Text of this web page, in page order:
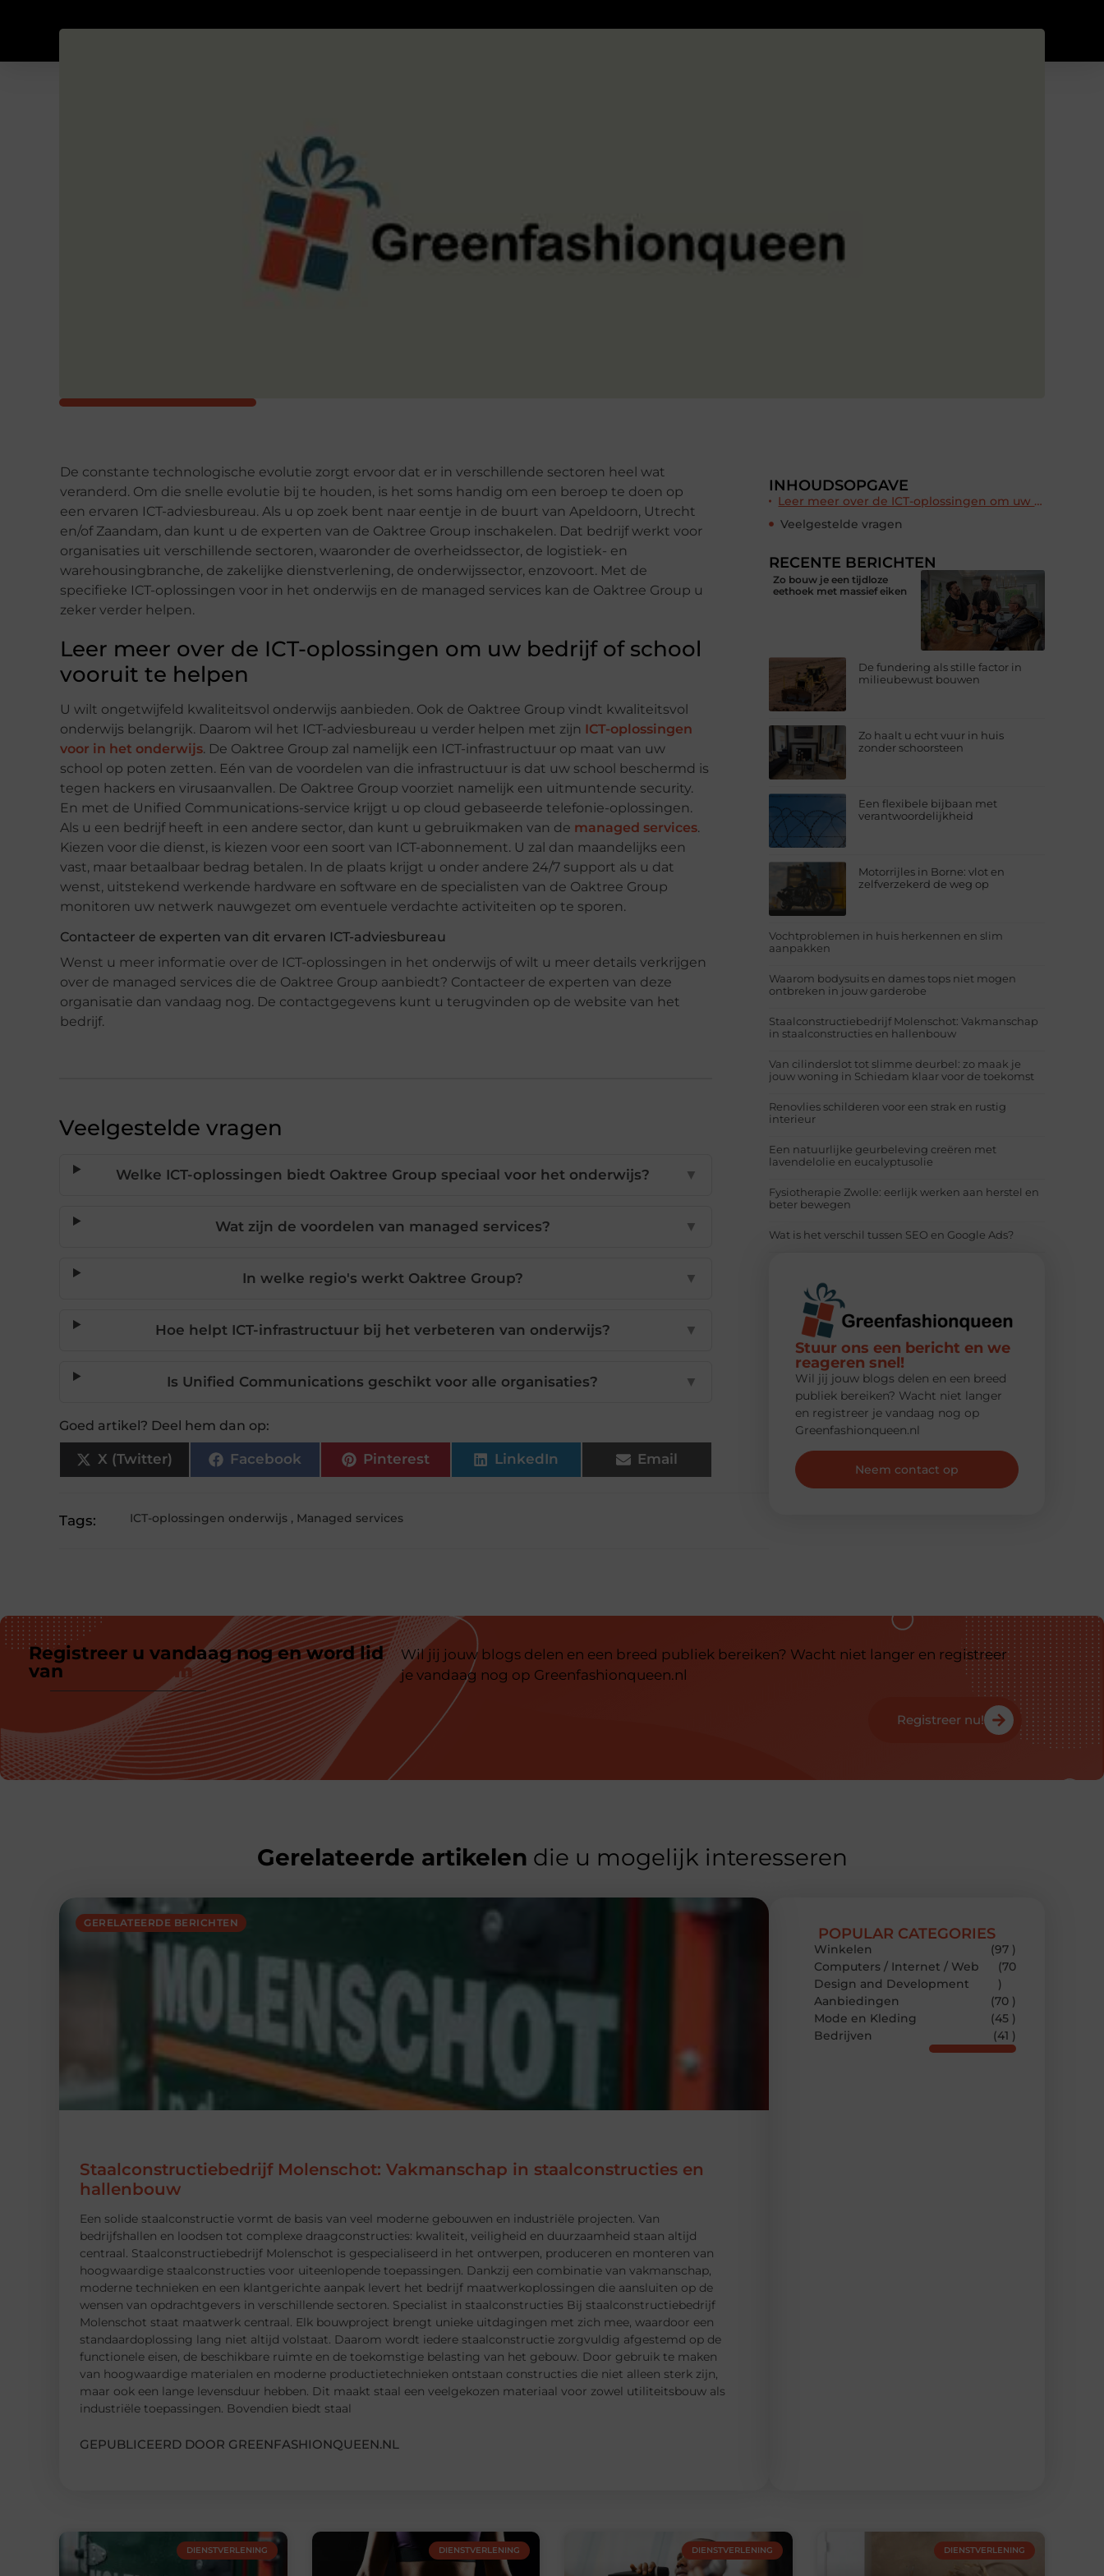
De constante technologische evolutie zorgt ervoor dat er in verschillende sectoren heel wat
veranderd. Om die snelle evolutie bij te houden, is het soms handig om een beroep te doen op
een ervaren ICT-adviesbureau. Als u op zoek bent naar eentje in de buurt van Apeldoorn, Utrecht
en/of Zaandam, dan kunt u de experten van de Oaktree Group inschakelen. Dat bedrijf werkt voor
organisaties uit verschillende sectoren, waaronder de overheidssector, de logistiek- en
warehousingbranche, de zakelijke dienstverlening, de onderwijssector, enzovoort. Met de
specifieke ICT-oplossingen voor in het onderwijs en de managed services kan de Oaktree Group u
zeker verder helpen.
Leer meer over de ICT-oplossingen om uw bedrijf of school
vooruit te helpen
U wilt ongetwijfeld kwaliteitsvol onderwijs aanbieden. Ook de Oaktree Group vindt kwaliteitsvol
onderwijs belangrijk. Daarom wil het ICT-adviesbureau u verder helpen met zijn ICT-oplossingen
voor in het onderwijs. De Oaktree Group zal namelijk een ICT-infrastructuur op maat van uw
school op poten zetten. Eén van de voordelen van die infrastructuur is dat uw school beschermd is
tegen hackers en virusaanvallen. De Oaktree Group voorziet namelijk een uitmuntende security.
En met de Unified Communications-service krijgt u op cloud gebaseerde telefonie-oplossingen.
Als u een bedrijf heeft in een andere sector, dan kunt u gebruikmaken van de managed services.
Kiezen voor die dienst, is kiezen voor een soort van ICT-abonnement. U zal dan maandelijks een
vast, maar betaalbaar bedrag betalen. In de plaats krijgt u onder andere 24/7 support als u dat
wenst, uitstekend werkende hardware en software en de specialisten van de Oaktree Group
monitoren uw netwerk nauwgezet om eventuele verdachte activiteiten op te sporen.
Contacteer de experten van dit ervaren ICT-adviesbureau
Wenst u meer informatie over de ICT-oplossingen in het onderwijs of wilt u meer details verkrijgen
over de managed services die de Oaktree Group aanbiedt? Contacteer de experten van deze
organisatie dan vandaag nog. De contactgegevens kunt u terugvinden op de website van het
bedrijf.
Veelgestelde vragen
Welke ICT-oplossingen biedt Oaktree Group speciaal voor het onderwijs? ▼
Wat zijn de voordelen van managed services? ▼
In welke regio's werkt Oaktree Group? ▼
Hoe helpt ICT-infrastructuur bij het verbeteren van onderwijs? ▼
Is Unified Communications geschikt voor alle organisaties? ▼
Goed artikel? Deel hem dan op:
X (Twitter) Facebook Pinterest LinkedIn Email
Tags: ICT-oplossingen onderwijs , Managed services
INHOUDSOPGAVE
Leer meer over de ICT-oplossingen om uw bedrijf of school vooruit te helpen
Veelgestelde vragen
RECENTE BERICHTEN
Zo bouw je een tijdloze
eethoek met massief eiken
De fundering als stille factor in
milieubewust bouwen
Zo haalt u echt vuur in huis
zonder schoorsteen
Een flexibele bijbaan met
verantwoordelijkheid
Motorrijles in Borne: vlot en
zelfverzekerd de weg op
Vochtproblemen in huis herkennen en slim
aanpakken
Waarom bodysuits en dames tops niet mogen
ontbreken in jouw garderobe
Staalconstructiebedrijf Molenschot: Vakmanschap
in staalconstructies en hallenbouw
Van cilinderslot tot slimme deurbel: zo maak je
jouw woning in Schiedam klaar voor de toekomst
Renovlies schilderen voor een strak en rustig
interieur
Een natuurlijke geurbeleving creëren met
lavendelolie en eucalyptusolie
Fysiotherapie Zwolle: eerlijk werken aan herstel en
beter bewegen
Wat is het verschil tussen SEO en Google Ads?
Stuur ons een bericht en we
reageren snel!
Wil jij jouw blogs delen en een breed
publiek bereiken? Wacht niet langer
en registreer je vandaag nog op
Greenfashionqueen.nl
Neem contact op
Registreer u vandaag nog en word lid
van
ons platform
Wil jij jouw blogs delen en een breed publiek bereiken? Wacht niet langer en registreer
je vandaag nog op Greenfashionqueen.nl
Registreer nu!
Gerelateerde artikelen die u mogelijk interesseren
GERELATEERDE BERICHTEN
Staalconstructiebedrijf Molenschot: Vakmanschap in staalconstructies en
hallenbouw
Een solide staalconstructie vormt de basis van veel moderne gebouwen en industriële projecten. Van
bedrijfshallen en loodsen tot complexe draagconstructies: kwaliteit, veiligheid en duurzaamheid staan altijd
centraal. Staalconstructiebedrijf Molenschot is gespecialiseerd in het ontwerpen, produceren en monteren van
hoogwaardige staalconstructies voor uiteenlopende toepassingen. Dankzij een combinatie van vakmanschap,
moderne technieken en een klantgerichte aanpak levert het bedrijf maatwerkoplossingen die aansluiten op de
wensen van opdrachtgevers in verschillende sectoren. Specialist in staalconstructies Bij staalconstructiebedrijf
Molenschot staat maatwerk centraal. Elk bouwproject brengt unieke uitdagingen met zich mee, waardoor een
standaardoplossing lang niet altijd volstaat. Daarom wordt iedere staalconstructie zorgvuldig afgestemd op de
functionele eisen, de beschikbare ruimte en de toekomstige belasting van het gebouw. Door gebruik te maken
van hoogwaardige materialen en moderne productietechnieken ontstaan constructies die niet alleen sterk zijn,
maar ook een lange levensduur hebben. Dit maakt staal een veelgekozen materiaal voor zowel utiliteitsbouw als
industriële toepassingen. Bovendien biedt staal
GEPUBLICEERD DOOR GREENFASHIONQUEEN.NL
POPULAR CATEGORIES
Winkelen
(97 )
Computers / Internet / Web
Design and Development
(70
)
Aanbiedingen
(70 )
Mode en Kleding
(45 )
Bedrijven
(41 )
DIENSTVERLENING DIENSTVERLENING DIENSTVERLENING DIENSTVERLENING